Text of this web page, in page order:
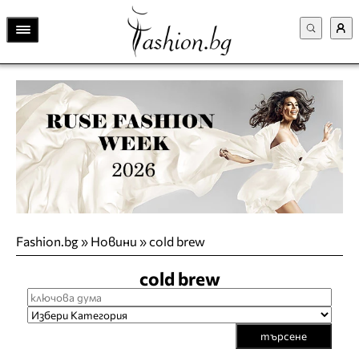
Fashion.bg» Новини »cold brew
cold brew
търсене